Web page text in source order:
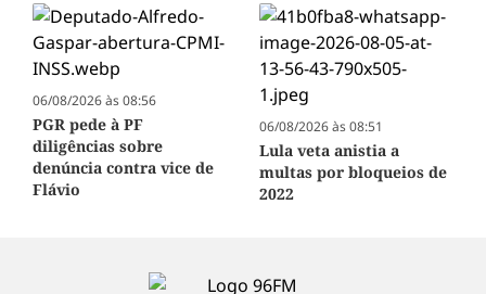
06/08/2026 às 08:56
PGR pede à PF
diligências sobre
denúncia contra vice de
Flávio
06/08/2026 às 08:51
Lula veta anistia a
multas por bloqueios de
2022